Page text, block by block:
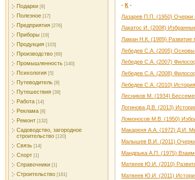
Подарки [6]
Полезное [17]
Предприятия [276]
Приборы [19]
Продукция [103]
Производство [69]
Промышленность [140]
Психология [5]
Путеводитель [8]
Путешествия [39]
Работа [14]
Реклама [8]
Ремонт [132]
Садоводство, загородное
строительство [120]
Связь [14]
Спорт [1]
Справочники [1]
Строительство [181]
- К -
Лазарев П.П. (1950) Очерки
Лакатос И. (2008)
Ламан Н.К. (1989) Развитие
Лебедев С.А. (2005)
Лебедев С.А. (2007)
Лебедев С.А. (2008)
Лебедев С.А. (2010)
Лесников М. (1934)
Логинова Д.В. (2013)
Ломоносов М.В. (1950)
Макареня А.А. (1972) Д.И.
Малышев В.И. (2011) Очерки
Мандрыка А.П. (1975)
Матвеев Ю.И. (2010)
Матвеев Ю.И. (2011)